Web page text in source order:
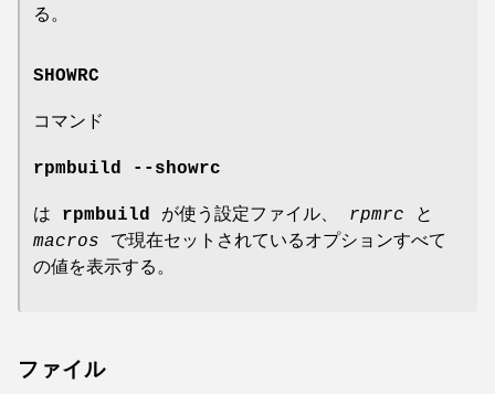
る。
SHOWRC
コマンド
rpmbuild --showrc
は rpmbuild が使う設定ファイル、 rpmrc と
macros で現在セットされているオプションすべて
の値を表示する。
ファイル